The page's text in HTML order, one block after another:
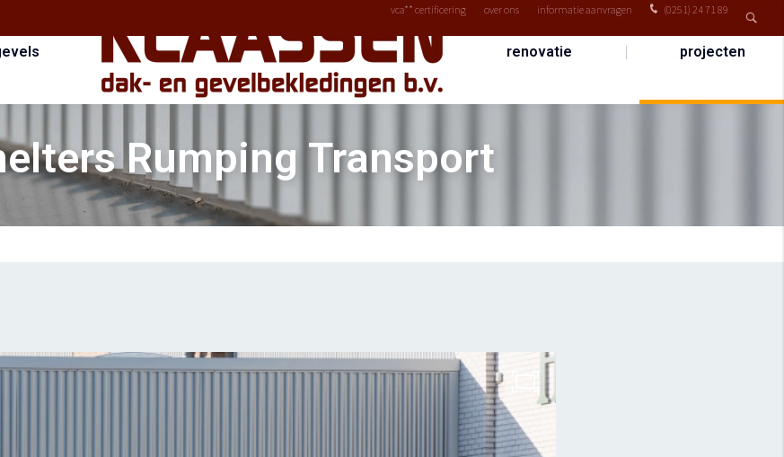
(0251) 24 71 89
vca** certificering over ons informatie aanvragen
renovatie projecten
Rumping Transport